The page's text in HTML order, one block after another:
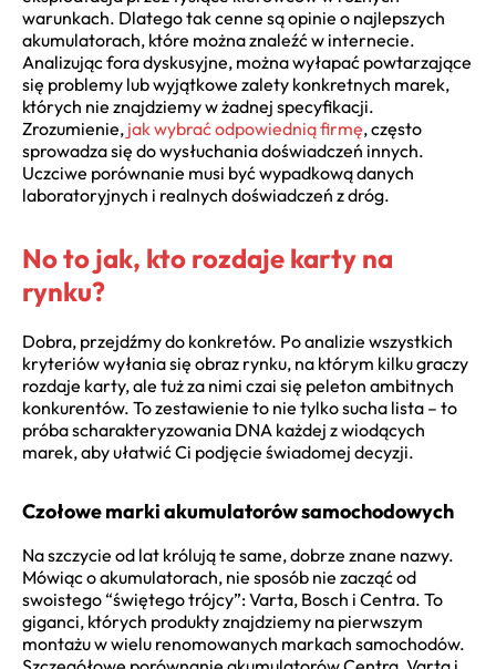
warunkach. Dlatego tak cenne są opinie o najlepszych
akumulatorach, które można znaleźć w internecie.
Analizując fora dyskusyjne, można wyłapać powtarzające
się problemy lub wyjątkowe zalety konkretnych marek,
których nie znajdziemy w żadnej specyfikacji.
Zrozumienie, jak wybrać odpowiednią firmę, często
sprowadza się do wysłuchania doświadczeń innych.
Uczciwe porównanie musi być wypadkową danych
laboratoryjnych i realnych doświadczeń z dróg.
No to jak, kto rozdaje karty na
rynku?
Dobra, przejdźmy do konkretów. Po analizie wszystkich
kryteriów wyłania się obraz rynku, na którym kilku graczy
rozdaje karty, ale tuż za nimi czai się peleton ambitnych
konkurentów. To zestawienie to nie tylko sucha lista – to
próba scharakteryzowania DNA każdej z wiodących
marek, aby ułatwić Ci podjęcie świadomej decyzji.
Czołowe marki akumulatorów samochodowych
Na szczycie od lat królują te same, dobrze znane nazwy.
Mówiąc o akumulatorach, nie sposób nie zacząć od
swoistego “świętego trójcy”: Varta, Bosch i Centra. To
giganci, których produkty znajdziemy na pierwszym
montażu w wielu renomowanych markach samochodów.